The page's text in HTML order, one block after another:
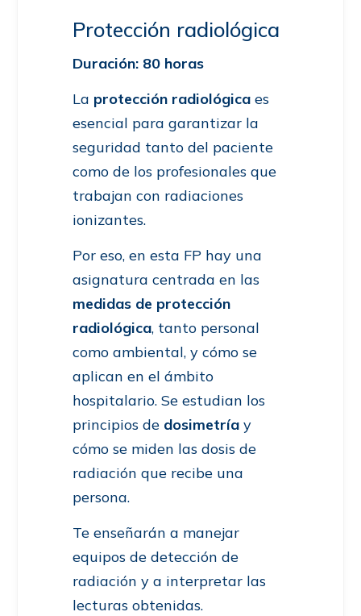
Protección radiológica
Duración: 80 horas
La protección radiológica es
esencial para garantizar la
seguridad tanto del paciente
como de los profesionales que
trabajan con radiaciones
ionizantes.
Por eso, en esta FP hay una
asignatura centrada en las
medidas de protección
radiológica, tanto personal
como ambiental, y cómo se
aplican en el ámbito
hospitalario. Se estudian los
principios de dosimetría y
cómo se miden las dosis de
radiación que recibe una
persona.
Te enseñarán a manejar
equipos de detección de
radiación y a interpretar las
lecturas obtenidas.